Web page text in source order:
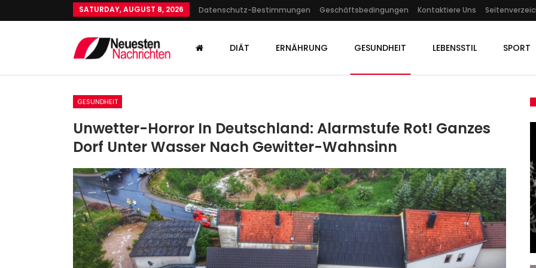
SATURDAY, AUGUST 8, 2026 Datenschutz-Bestimmungen Geschäftsbedingungen Kontaktiere Uns
DIÄT ERNÄHRUNG GESUNDHEIT LEBENSSTIL SPORT
GESUNDHEIT
Unwetter-Horror In Deutschland: Alarmstufe Rot! Ganzes
Dorf Unter Wasser Nach Gewitter-Wahnsinn
Kriminalität: Männer
Attackieren
Fahrkartenkontrolleure In…
Admin Mar 16, 2026
Tour De France: Keine
Knochenbrüche Bei
Zimmermann –…
Jul 13, 2025